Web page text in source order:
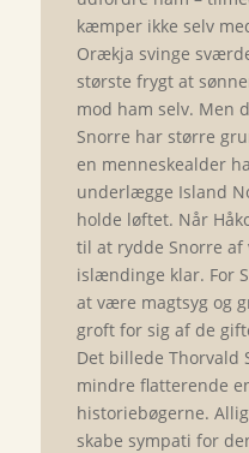
kæmper ikke selv
Orækja svinge
største frygt at
mod ham selv. Men
Snorre har større
en menneskealder
underlægge Island
holde løftet. Når
til at rydde Snorre af
islændinge klar. For
at være magtsyg og
groft for sig af de
Det billede Thorvald
mindre flatterende
historiebøgerne.
skabe sympati for